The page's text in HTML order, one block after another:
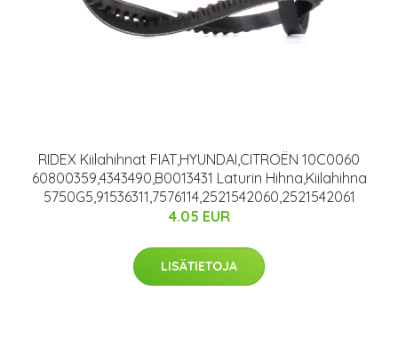
RIDEX Kiilahihnat FIAT,HYUNDAI,CITROËN 10C0060
60800359,4343490,B0013431 Laturin Hihna,Kiilahihna
5750G5,91536311,7576114,2521542060,2521542061
4.05 EUR
LISÄTIETOJA